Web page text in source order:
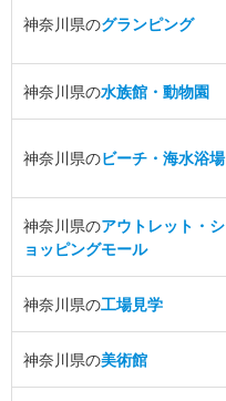
神奈川県のグランピング
神奈川県の水族館・動物園
神奈川県のビーチ・海水浴場
神奈川県のアウトレット・シ
ョッピングモール
神奈川県の工場見学
神奈川県の美術館